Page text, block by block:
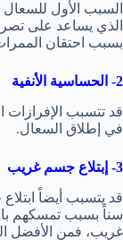
السبب الأول
الذي يساعد على
بسبب احتقان
2- الحساسية الأنفية
قد تتسبب الإفرازات
في إطلاق السعال.
3- إبتلاع جسم غريب
قد يتسبب أيضاً
سناً بسبب تمسكهم
غريب، فمن الأفضل